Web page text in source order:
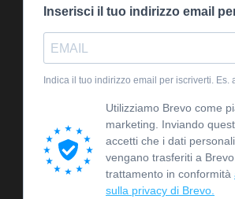
Inserisci il tuo indirizzo email
Indica il tuo indirizzo email per iscriverti. Es.
Utilizziamo Brevo come
marketing. Inviando
accetti che i dati
vengano trasferiti a
trattamento in conformità
sulla privacy di Brevo.